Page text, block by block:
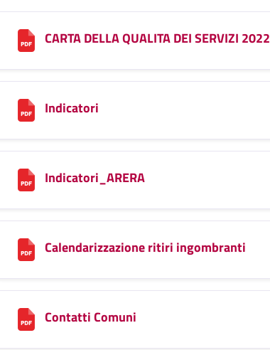
CARTA DELLA QUALITA DEI SERVIZI 2022
Indicatori
Indicatori_ARERA
Calendarizzazione ritiri ingombranti
Contatti Comuni